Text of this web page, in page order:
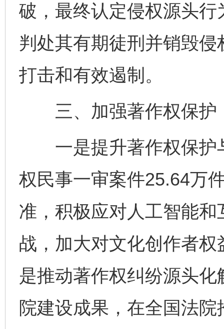
破，最终认定侵权源头
判处其有期徒刑并销毁
打击和有效遏制。
三、加强著作权保护
一是提升著作权保护
权民事一审案件25.64万
准，积极应对人工智能
战，加大对文化创作者
是推动著作权纠纷源头
院建设成果，在全国法院